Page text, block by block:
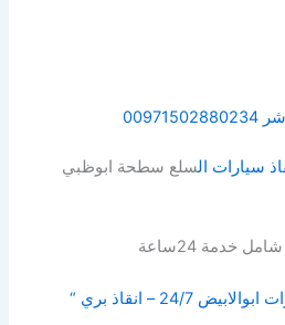
سيارات السلع سطحة ابوظبي
خدمة 24ساعة
24/7 – انقاذ بري “